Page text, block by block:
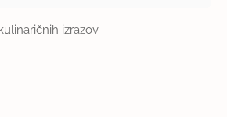
izrazov